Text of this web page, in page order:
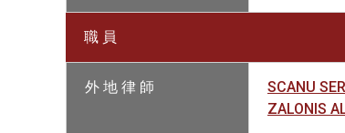
職 員
外 地 律 師
SCANU
ZALONIS